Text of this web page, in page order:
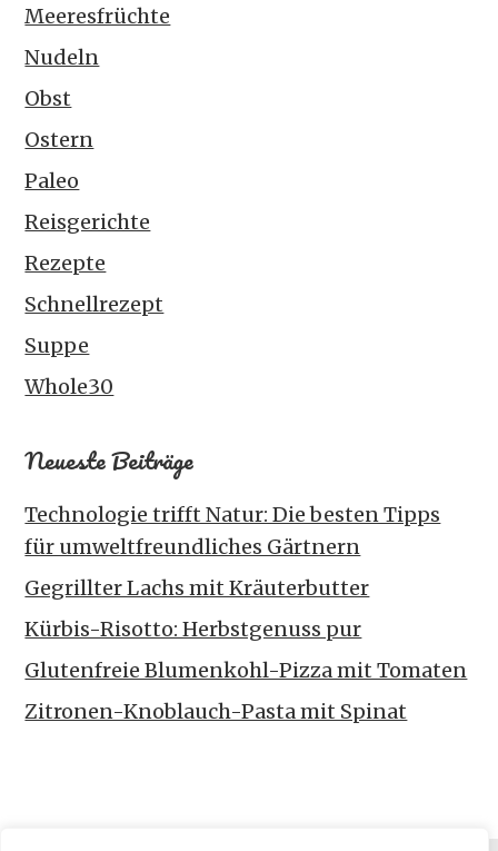
Meeresfrüchte
Nudeln
Obst
Ostern
Paleo
Reisgerichte
Rezepte
Schnellrezept
Suppe
Whole30
Neueste Beiträge
Technologie trifft Natur: Die besten Tipps
für umweltfreundliches Gärtnern
Gegrillter Lachs mit Kräuterbutter
Kürbis-Risotto: Herbstgenuss pur
Glutenfreie Blumenkohl-Pizza mit Tomaten
Zitronen-Knoblauch-Pasta mit Spinat